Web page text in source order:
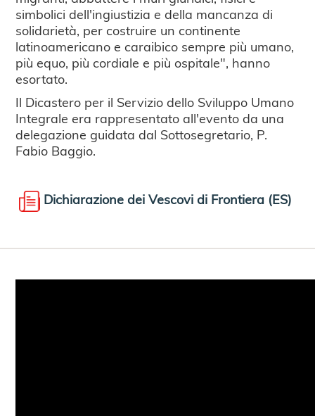
simbolici dell'ingiustizia e della mancanza di
solidarietà, per costruire un continente
latinoamericano e caraibico sempre più umano,
più equo, più cordiale e più ospitale", hanno
esortato.
Il Dicastero per il Servizio dello Sviluppo Umano
Integrale era rappresentato all'evento da una
delegazione guidata dal Sottosegretario, P.
Fabio Baggio.
Dichiarazione dei Vescovi di Frontiera (ES)